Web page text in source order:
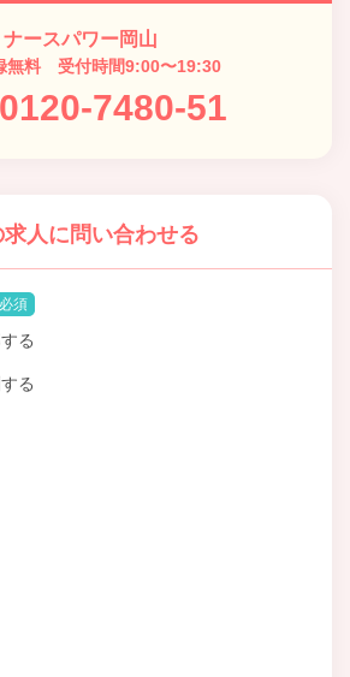
ナースパワー岡山
無料 受付時間9:00〜19:30
0120-7480-51
求人に問い合わせる
必須
る
る